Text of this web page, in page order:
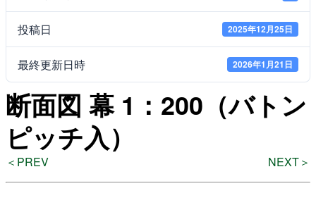
よくある質問
検
索
投稿日 2025年12月25日
最終更新日時 2026年1月21日
断面図 幕 1：200（バトン
ピッチ入）
＜PREV NEXT＞